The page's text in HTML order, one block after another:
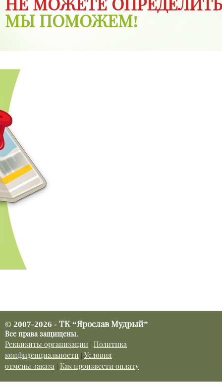
НЕ МОЖЕТЕ
МЫ ПОМОЖЕМ!
© 2007-2026 - ТК “Ярослав Мудрый”
Все права защищены.
Реквизиты организации
Политика
конфиденциальности
Условия
отмены заказа
Как произвести оплату